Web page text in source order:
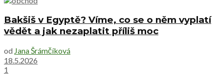
Bakšiš v Egyptě? Víme, co se o něm vyplatí
vědět a jak nezaplatit příliš moc
od Jana Šrámčíková
18.5.2026
1